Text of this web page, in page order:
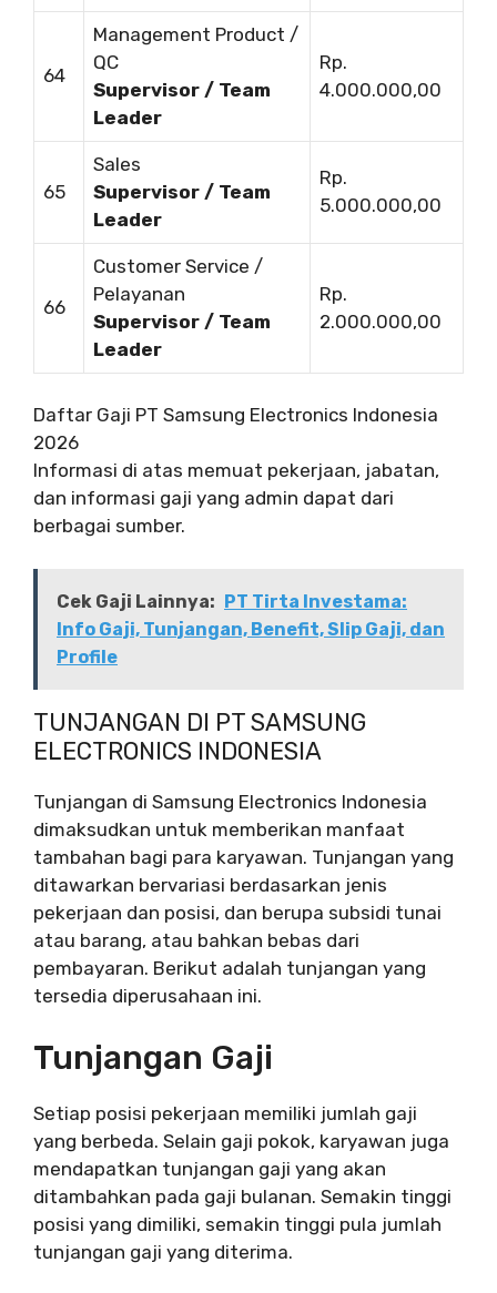
64
Management Product /
QC
Supervisor / Team
Leader
Rp.
4.000.000,00
65
Sales
Supervisor / Team
Leader
Rp.
5.000.000,00
66
Customer Service /
Pelayanan
Supervisor / Team
Leader
Rp.
2.000.000,00
Daftar Gaji PT Samsung Electronics Indonesia
2026
Informasi di atas memuat pekerjaan, jabatan,
dan informasi gaji yang admin dapat dari
berbagai sumber.
Cek Gaji Lainnya: PT Tirta Investama:
Info Gaji, Tunjangan, Benefit, Slip Gaji, dan
Profile
TUNJANGAN DI PT SAMSUNG
ELECTRONICS INDONESIA
Tunjangan di Samsung Electronics Indonesia
dimaksudkan untuk memberikan manfaat
tambahan bagi para karyawan. Tunjangan yang
ditawarkan bervariasi berdasarkan jenis
pekerjaan dan posisi, dan berupa subsidi tunai
atau barang, atau bahkan bebas dari
pembayaran. Berikut adalah tunjangan yang
tersedia diperusahaan ini.
Tunjangan Gaji
Setiap posisi pekerjaan memiliki jumlah gaji
yang berbeda. Selain gaji pokok, karyawan juga
mendapatkan tunjangan gaji yang akan
ditambahkan pada gaji bulanan. Semakin tinggi
posisi yang dimiliki, semakin tinggi pula jumlah
tunjangan gaji yang diterima.